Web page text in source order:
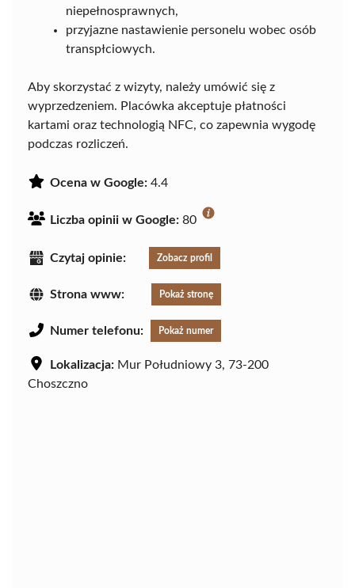
niepełnosprawnych,
przyjazne nastawienie personelu wobec osób
transpłciowych.
Aby skorzystać z wizyty, należy umówić się z
wyprzedzeniem. Placówka akceptuje płatności
kartami oraz technologią NFC, co zapewnia wygodę
podczas rozliczeń.
Ocena w Google: 4.4
Liczba opinii w Google: 80
Czytaj opinie: Zobacz profil
Strona www: Pokaż stronę
Numer telefonu: Pokaż numer
Lokalizacja: Mur Południowy 3, 73-200
Choszczno